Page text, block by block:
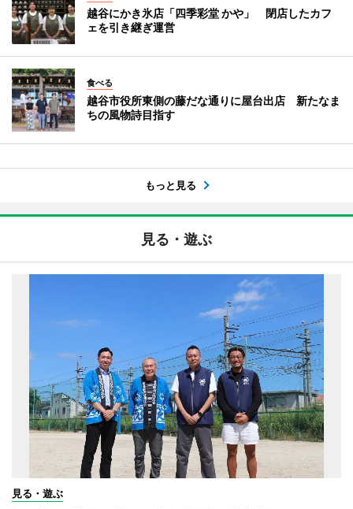
越谷にかき氷店「四季彩堂 かや」 閉店したカフ
ェを引き継ぎ運営
食べる
越谷市役所東側の藤だな通りに屋台出店 新たなま
ちの風物詩目指す
もっと見る
見る・遊ぶ
見る・遊ぶ